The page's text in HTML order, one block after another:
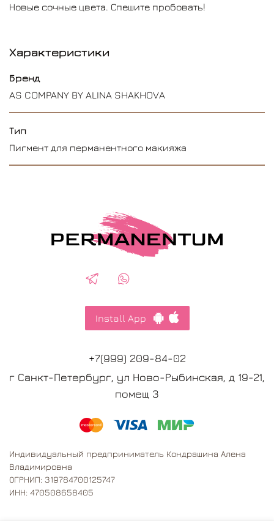
Новые сочные цвета. Спешите пробовать!
Характеристики
Бренд
AS COMPANY BY ALINA SHAKHOVA
Тип
Пигмент для перманентного макияжа
Install App
+7(999) 209-84-02
г Санкт-Петербург, ул Ново-Рыбинская, д 19-21,
помещ 3
Индивидуальный предприниматель Кондрашина Алена
Владимировна
ОГРНИП: 319784700125747
ИНН: 470508658405